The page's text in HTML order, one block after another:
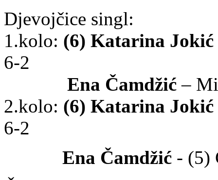
Djevojčice singl:
1.kolo: (6) Katarina Jokić
6-2
Ena Čamdžić –
2.kolo: (6) Katarina Jokić
6-2
Ena Čamdžić - (5)